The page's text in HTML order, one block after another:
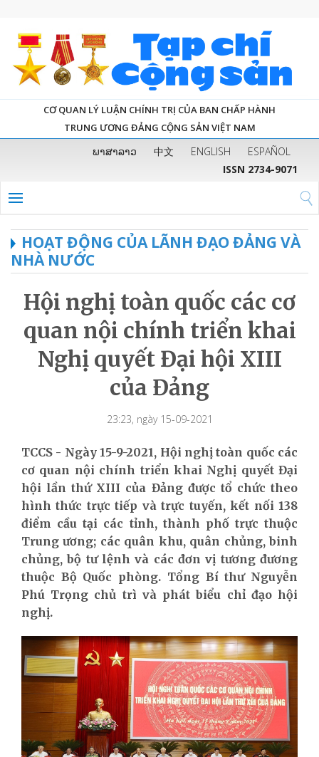
CƠ QUAN LÝ LUẬN CHÍNH TRỊ CỦA BAN CHẤP HÀNH
TRUNG ƯƠNG ĐẢNG CỘNG SẢN VIỆT NAM
ພາສາລາວ 中文 ENGLISH
ESPAÑOL
ISSN 2734-9071
HOẠT ĐỘNG CỦA LÃNH ĐẠO ĐẢNG VÀ
NHÀ NƯỚC
Hội nghị toàn quốc các cơ
quan nội chính triển khai
Nghị quyết Đại hội XIII
của Đảng
23:23, ngày 15-09-2021
TCCS - Ngày 15-9-2021, Hội nghị toàn quốc các
cơ quan nội chính triển khai Nghị quyết Đại
hội lần thứ XIII của Đảng được tổ chức theo
hình thức trực tiếp và trực tuyến, kết nối 138
điểm cầu tại các tỉnh, thành phố trực thuộc
Trung ương; các quân khu, quân chủng, binh
chủng, bộ tư lệnh và các đơn vị tương đương
thuộc Bộ Quốc phòng. Tổng Bí thư Nguyễn
Phú Trọng chủ trì và phát biểu chỉ đạo hội
nghị.